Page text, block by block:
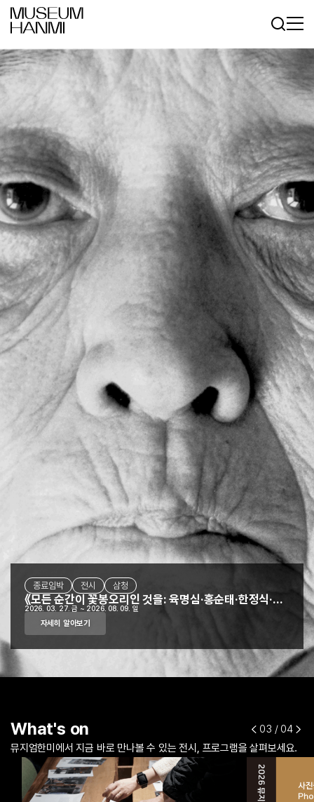
종료임박 전시 삼청
《모든 순간이 꽃봉오리인 것을: 육명심·홍순태·한정식·박영숙》
2026. 03. 27. 금 ~ 2026. 08. 09. 일
자세히 알아보기
전시 삼청별관
D-35 프로그램 김포
What's on 03 / 04
뮤지엄한미에서 지금 바로 만나볼 수 있는 전시, 프로그램을 살펴보세요.